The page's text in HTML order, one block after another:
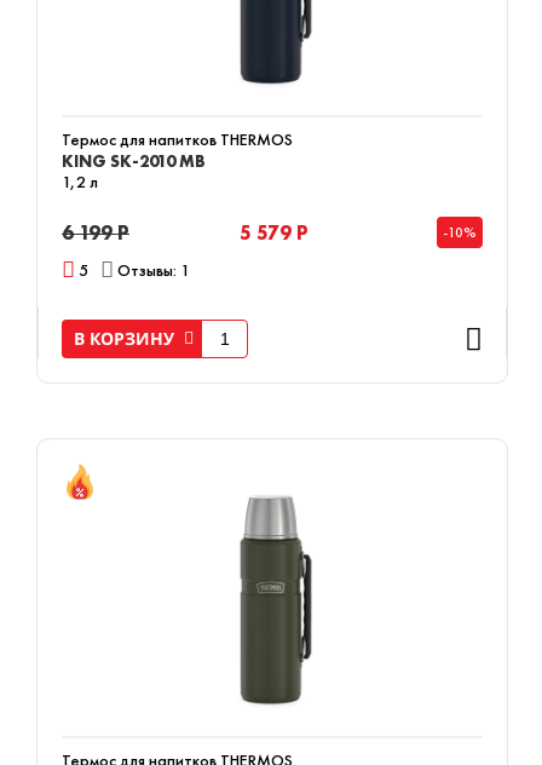
Термос для напитков THERMOS
KING SK-2010 MB
1,2 л
6 199 Р 5 579 Р -10%
5 Отзывы: 1
В КОРЗИНУ
Термос для напитков THERMOS